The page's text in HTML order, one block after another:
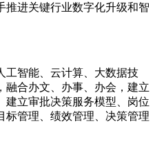
推进关键行业数字化升级和智
工智能、云计算、大数据技
融合办文、办事、办会，建立
建立审批决策服务模型、岗位
标管理、绩效管理、决策管理